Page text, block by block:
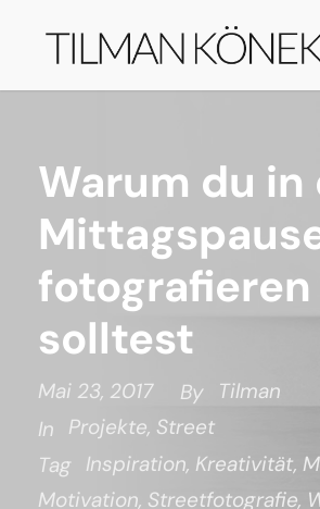
Warum du in
fotografieren
solltest
Mai 23, 2017 By Tilman
In Projekte, Street
Tag Inspiration, Kreativität,
Motivation, Streetfotografie,